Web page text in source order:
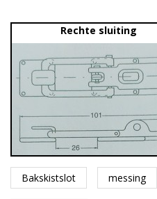
Rechte sluiting
Bakskistslot messing